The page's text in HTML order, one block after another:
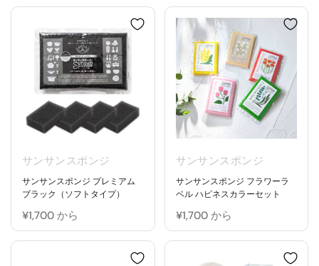
サンサンスポンジ
サンサンスポンジ プレミアム
ブラック（ソフトタイプ）
¥1,700 から
サンサンスポンジ
サンサンスポンジ フラワーラ
ベル ハピネスカラーセット
¥1,700 から